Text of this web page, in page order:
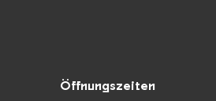
Öffnungszeiten